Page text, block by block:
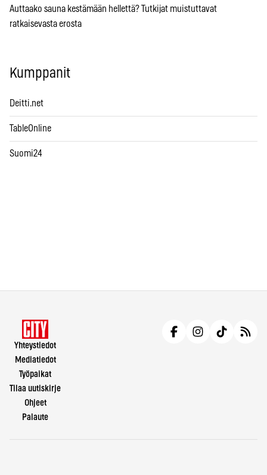
Auttaako sauna kestämään hellettä? Tutkijat muistuttavat
ratkaisevasta erosta
Kumppanit
Deitti.net
TableOnline
Suomi24
Yhteystiedot
Mediatiedot
Työpaikat
Tilaa uutiskirje
Ohjeet
Palaute